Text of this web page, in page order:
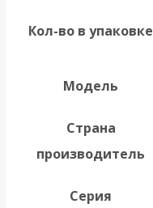
Кол-во в упаковке
Модель
Страна
производитель
Серия